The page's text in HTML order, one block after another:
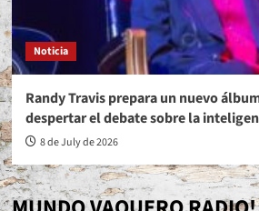
Noticia
Randy Travis prepara un nuevo
despertar el debate sobre la
8 de July de 2026